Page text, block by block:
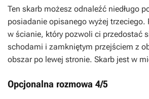
Ten skarb możesz odnaleźć niedługo
posiadanie opisanego wyżej trzeciego.
w ścianie, który pozwoli ci przedostać
schodami i zamkniętym przejściem z
obszar po lewej stronie. Skarb jest w
Opcjonalna rozmowa 4/5